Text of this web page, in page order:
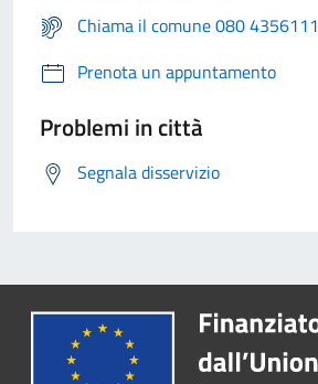
Chiama il comune 080 4356111
Prenota un appuntamento
Problemi in città
Segnala disservizio